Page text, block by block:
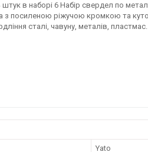
в наборі 6 Набір свердел по
з посиленою ріжучою кромкою та
сталі, чавуну, металів,
Yato